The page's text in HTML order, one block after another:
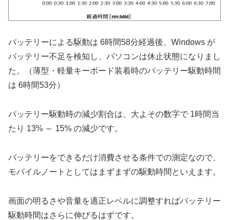
バッテリーによる駆動は 6時間58分経過後、Windows が
バッテリー不足を検知し、パソコンは休止状態になりまし
た。（薄型・軽量キーボード装着時のバッテリー駆動時間
は 6時間53分）
バッテリー駆動時の減少割合は、大よその数字で 1時間当
たり 13% ～ 15% の減少です。
バッテリーをできるだけ消費させる条件での測定なので、
モバイルノートとしてはまずまずの駆動時間といえます。
画面の明るさや音量を適正レベルに調整すればバッテリー
駆動時間はさらに伸びるはずです。